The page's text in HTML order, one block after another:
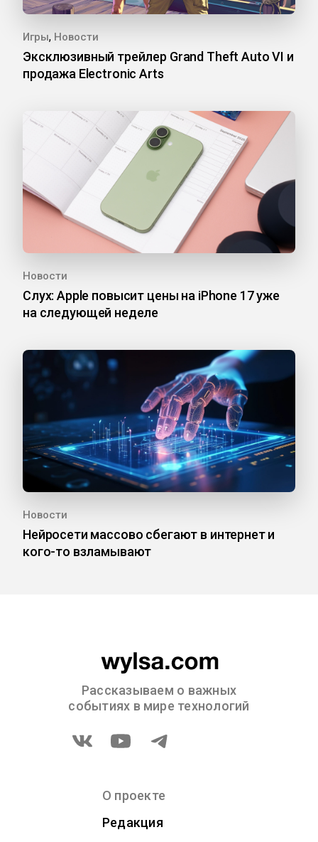
Игры, Новости
Эксклюзивный трейлер Grand Theft Auto VI и
продажа Electronic Arts
Новости
Слух: Apple повысит цены на iPhone 17 уже
на следующей неделе
Новости
Нейросети массово сбегают в интернет и
кого-то взламывают
Рассказываем о важных
событиях в мире технологий
О проекте
Редакция